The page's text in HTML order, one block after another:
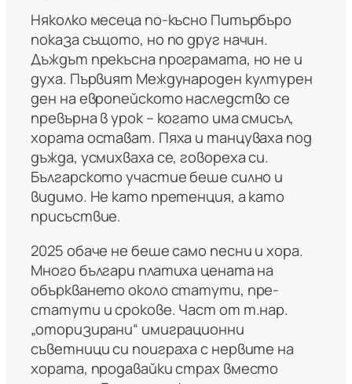
Няколко месеца по-късно Питърбъро
показа същото, но по друг начин.
Дъждът прекъсна програмата, но не и
духа. Първият Международен културен
ден на европейското наследство се
превърна в урок – когато има смисъл,
хората остават. Пяха и танцуваха под
дъжда, усмихваха се, говореха си.
Българското участие беше силно и
видимо. Не като претенция, а като
присъствие.
2025 обаче не беше само песни и хора.
Много българи платиха цената на
объркването около статути, пре-
статути и срокове. Част от т.нар.
„оторизирани“ имиграционни
съветници си поиграха с нервите на
хората, продавайки страх вместо